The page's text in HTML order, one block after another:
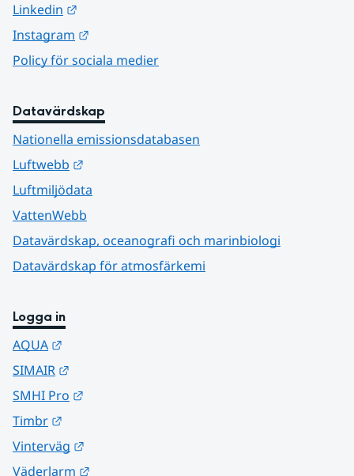
Linkedin
Instagram
Policy för sociala medier
Datavärdskap
Nationella emissionsdatabasen
Luftwebb
Luftmiljödata
VattenWebb
Datavärdskap, oceanografi och marinbiologi
Datavärdskap för atmosfärkemi
Logga in
AQUA
SIMAIR
SMHI Pro
Timbr
Vinterväg
Väderlarm